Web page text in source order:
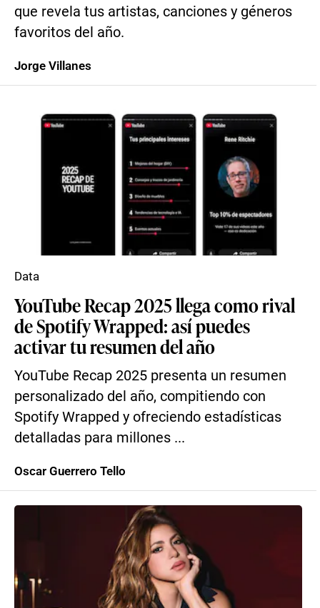
que revela tus artistas, canciones y géneros
favoritos del año.
Jorge Villanes
YouTube Recap 2025 llega como rival
de Spotify Wrapped: así puedes
activar tu resumen del año
YouTube Recap 2025 presenta un resumen
personalizado del año, compitiendo con
Spotify Wrapped y ofreciendo estadísticas
detalladas para millones ...
Data
Oscar Guerrero Tello